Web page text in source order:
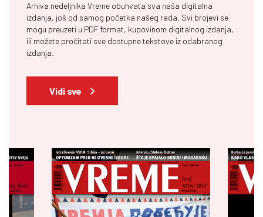
Arhiva nedeljnika Vreme obuhvata sva naša digitalna
izdanja, još od samog početka našeg rada. Svi brojevi se
mogu preuzeti u PDF format, kupovinom digitalnog izdanja,
ili možete pročitati sve dostupne tekstove iz odabranog
izdanja.
Vidi sve